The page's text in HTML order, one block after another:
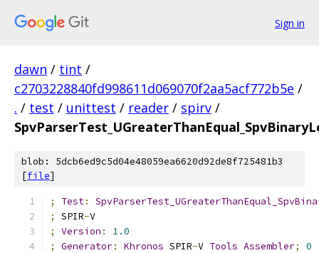
Sign in
dawn / tint /
c2703228840fd998611d069070f2aa5acf772b5e /
. / test / unittest / reader / spirv /
blob: 5dcb6ed9c5d04e48059ea6620d92de8f725481b3
[file]
; Test:
;
SPIR-V
;
Version :
1.0
;
Generator: Khronos SPIR-V Tools Assembler;
0